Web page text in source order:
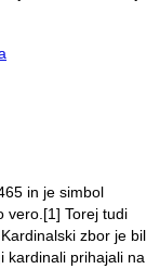
in je simbol
vero.[1] Torej tudi
zbor je bil
kardinali prihajali na